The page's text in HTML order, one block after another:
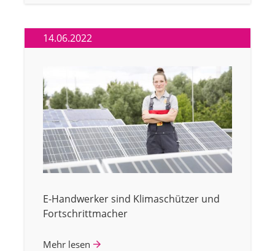
14.06.2022
E-Handwerker sind Klimaschützer und
Fortschrittmacher
Mehr lesen